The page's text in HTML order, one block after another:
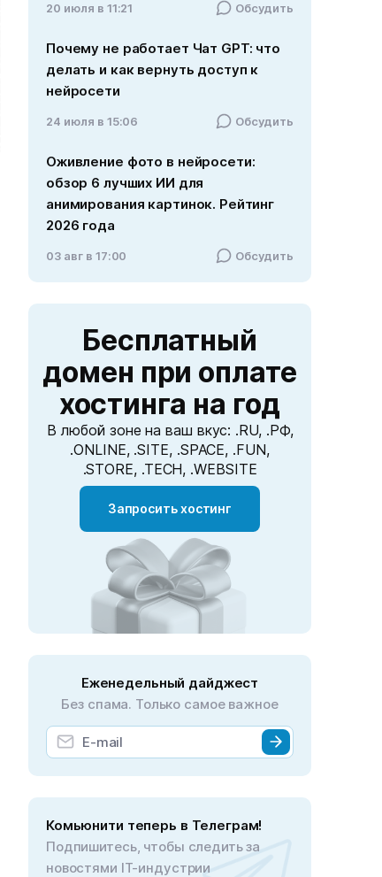
20 июля в 11:21 Обсудить
Почему не работает Чат GPT: что
делать и как вернуть доступ к
нейросети
24 июля в 15:06 Обсудить
Оживление фото в нейросети:
обзор 6 лучших ИИ для
анимирования картинок. Рейтинг
2026 года
03 авг в 17:00 Обсудить
Бесплатный
домен при оплате
хостинга на год
В любой зоне на ваш вкус: .RU, .РФ,
.ONLINE, .SITE, .SPACE, .FUN,
.STORE, .TECH, .WEBSITE
Запросить хостинг
Еженедельный дайджест
Без спама. Только самое важное
Комьюнити теперь в Телеграм!
Подпишитесь, чтобы следить за
новостями IT-индустрии